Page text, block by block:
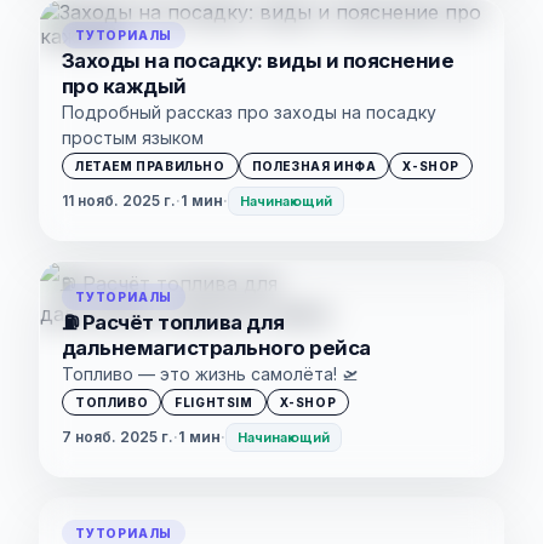
ТУТОРИАЛЫ
Заходы на посадку: виды и пояснение
про каждый
Подробный рассказ про заходы на посадку
простым языком
ЛЕТАЕМ ПРАВИЛЬНО ПОЛЕЗНАЯ ИНФА X-SHOP
11 нояб. 2025 г.·1 мин· Начинающий
ТУТОРИАЛЫ
⛽ Расчёт топлива для
дальнемагистрального рейса
Топливо — это жизнь самолёта! 🛫
ТОПЛИВО FLIGHTSIM X-SHOP
7 нояб. 2025 г.·1 мин· Начинающий
ТУТОРИАЛЫ